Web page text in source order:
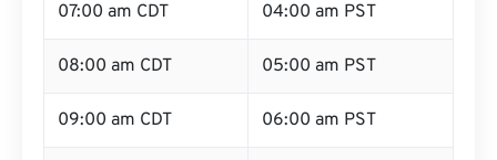
07:00 am CDT 04:00 am PST
08:00 am CDT 05:00 am PST
09:00 am CDT 06:00 am PST